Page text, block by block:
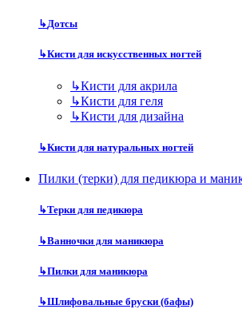
↳Дотсы
↳Кисти для искусственных ногтей
↳Кисти для акрила
↳Кисти для геля
↳Кисти для дизайна
↳Кисти для натуральных ногтей
Пилки (терки) для педикюра и
↳Терки для педикюра
↳Ванночки для маникюра
↳Пилки для маникюра
↳Шлифовальные бруски (бафы)